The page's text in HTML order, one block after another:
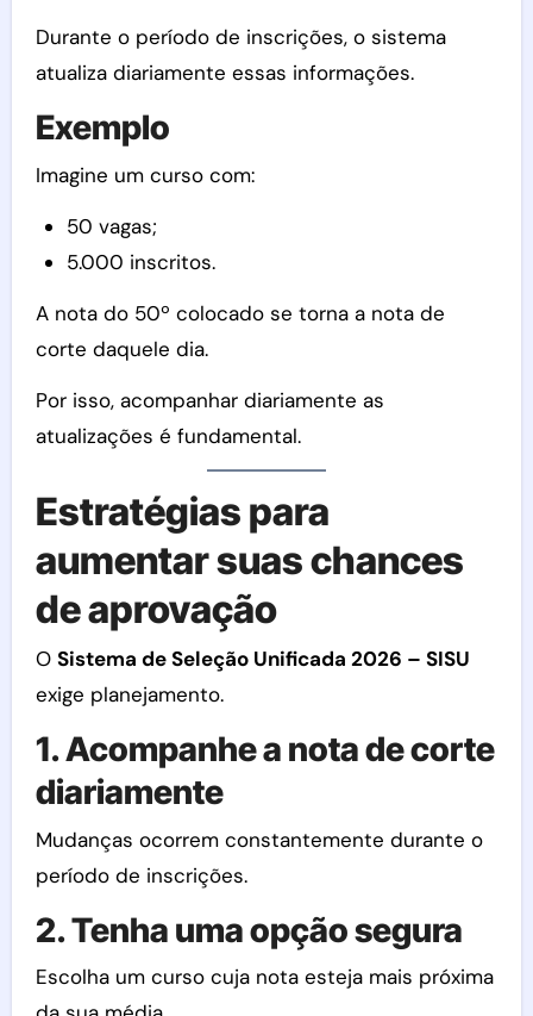
Durante o período de inscrições, o sistema
atualiza diariamente essas informações.
Exemplo
Imagine um curso com:
50 vagas;
5.000 inscritos.
A nota do 50º colocado se torna a nota de
corte daquele dia.
Por isso, acompanhar diariamente as
atualizações é fundamental.
Estratégias para
aumentar suas chances
de aprovação
O Sistema de Seleção Unificada 2026 – SISU
exige planejamento.
1. Acompanhe a nota de corte
diariamente
Mudanças ocorrem constantemente durante o
período de inscrições.
2. Tenha uma opção segura
Escolha um curso cuja nota esteja mais próxima